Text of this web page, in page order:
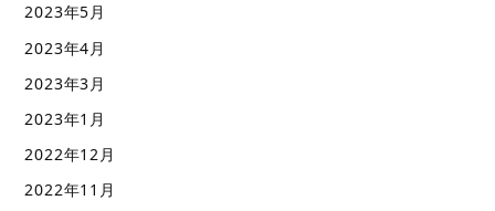
2023年5月
2023年4月
2023年3月
2023年1月
2022年12月
2022年11月